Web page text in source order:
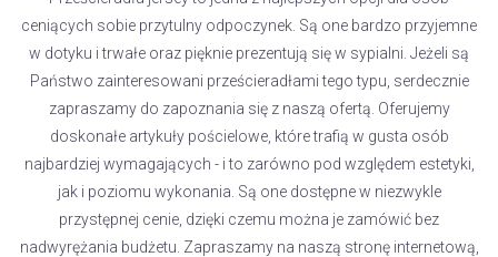
ceniących sobie przytulny odpoczynek. Są one bardzo przyjemne
w dotyku i trwałe oraz pięknie prezentują się w sypialni. Jeżeli są
Państwo zainteresowani prześcieradłami tego typu, serdecznie
zapraszamy do zapoznania się z naszą ofertą. Oferujemy
doskonałe artykuły pościelowe, które trafią w gusta osób
najbardziej wymagających - i to zarówno pod względem estetyki,
jak i poziomu wykonania. Są one dostępne w niezwykle
przystępnej cenie, dzięki czemu można je zamówić bez
nadwyrężania budżetu. Zapraszamy na naszą stronę internetową,